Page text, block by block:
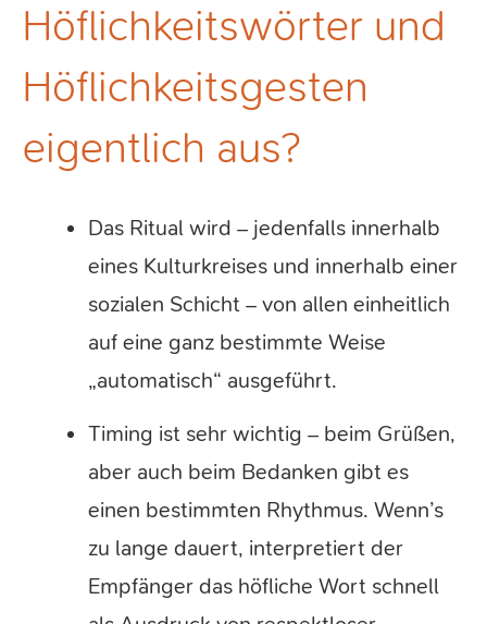
Höflichkeitswörter und
Höflichkeitsgesten
eigentlich aus?
Das Ritual wird – jedenfalls innerhalb
eines Kulturkreises und innerhalb einer
sozialen Schicht – von allen einheitlich
auf eine ganz bestimmte Weise
„automatisch“ ausgeführt.
Timing ist sehr wichtig – beim Grüßen,
aber auch beim Bedanken gibt es
einen bestimmten Rhythmus. Wenn’s
zu lange dauert, interpretiert der
Empfänger das höfliche Wort schnell